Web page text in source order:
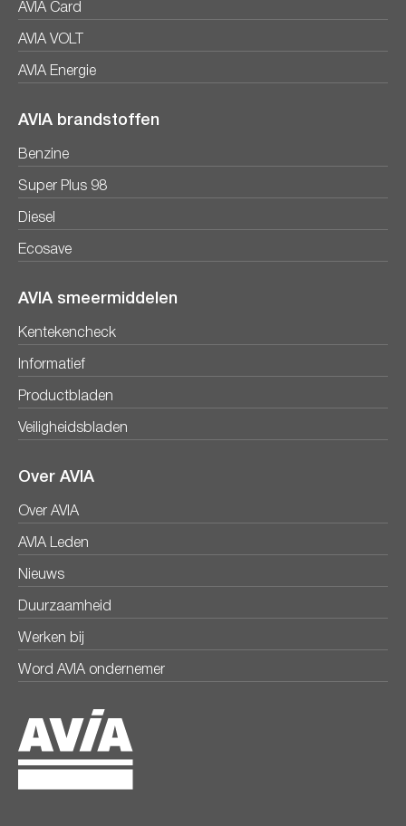
AVIA Card
AVIA VOLT
AVIA Energie
AVIA brandstoffen
Benzine
Super Plus 98
Diesel
Ecosave
AVIA smeermiddelen
Kentekencheck
Informatief
Productbladen
Veiligheidsbladen
Over AVIA
Over AVIA
AVIA Leden
Nieuws
Duurzaamheid
Werken bij
Word AVIA ondernemer